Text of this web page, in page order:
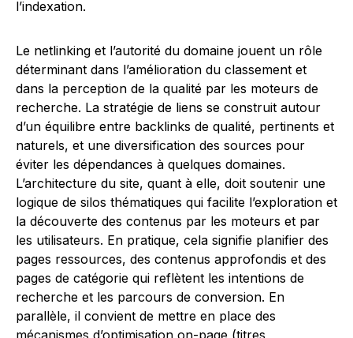
l’indexation.
Le netlinking et l’autorité du domaine jouent un rôle
déterminant dans l’amélioration du classement et
dans la perception de la qualité par les moteurs de
recherche. La stratégie de liens se construit autour
d’un équilibre entre backlinks de qualité, pertinents et
naturels, et une diversification des sources pour
éviter les dépendances à quelques domaines.
L’architecture du site, quant à elle, doit soutenir une
logique de silos thématiques qui facilite l’exploration et
la découverte des contenus par les moteurs et par
les utilisateurs. En pratique, cela signifie planifier des
pages ressources, des contenus approfondis et des
pages de catégorie qui reflètent les intentions de
recherche et les parcours de conversion. En
parallèle, il convient de mettre en place des
mécanismes d’optimisation on-page (titres,